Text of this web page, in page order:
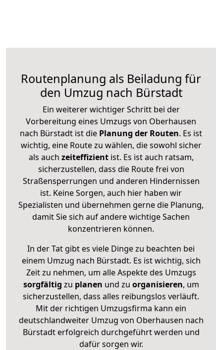
Routenplanung als Beiladung für
den Umzug nach Bürstadt
Ein weiterer wichtiger Schritt bei der
Vorbereitung eines Umzugs von Oberhausen
nach Bürstadt ist die Planung der Routen. Es ist
wichtig, eine Route zu wählen, die sowohl sicher
als auch zeiteffizientist. Es ist auch ratsam,
sicherzustellen, dass die Route frei von
Straßensperrungen und anderen Hindernissen
ist. Keine Sorgen, auch hier haben wir
Spezialisten und übernehmen gerne die Planung,
damit Sie sich auf andere wichtige Sachen
konzentrieren können.
In der Tat gibt es viele Dinge zu beachten bei
einem Umzug nach Bürstadt. Es ist wichtig, sich
Zeit zu nehmen, um alle Aspekte des Umzugs
sorgfältig zu planen und zu organisieren, um
sicherzustellen, dass alles reibungslos verläuft.
Mit der richtigen Umzugsfirma kann ein
deutschlandweiter Umzug von Oberhausen nach
Bürstadt erfolgreich durchgeführt werden und
dafür sorgen wir.